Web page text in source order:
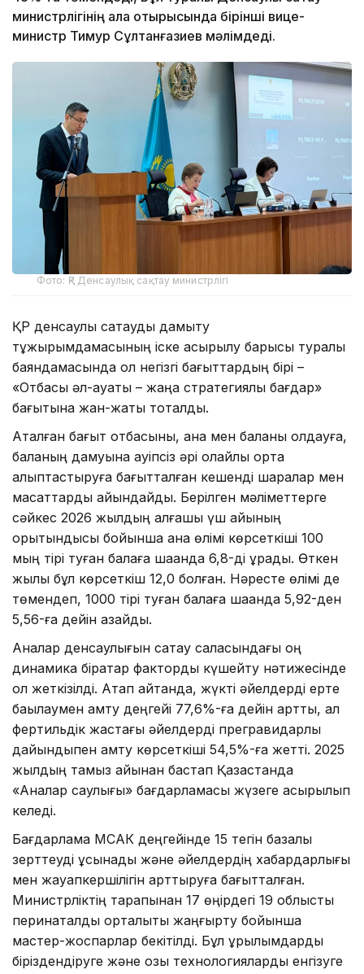
министрлігінің алқа отырысында бірінші вице-
министр Тимур Сұлтанғазиев мәлімдеді.
Фото: ҚР Денсаулық сақтау министрлігі
ҚР денсаулық сақтауды дамыту
тұжырымдамасының іске асырылу барысы туралы
баяндамасында ол негізгі бағыттардың бірі –
«Отбасы әл-ауқаты – жаңа стратегиялық бағдар»
бағытына жан-жақты тоқталды.
Аталған бағыт отбасыны, ана мен баланы қолдауға,
баланың дамуына қауіпсіз әрі қолайлы орта
қалыптастыруға бағытталған кешенді шаралар мен
мақсаттарды айқындайды. Берілген мәліметтерге
сәйкес 2026 жылдың алғашқы үш айының
қорытындысы бойынша ана өлімі көрсеткіші 100
мың тірі туған балаға шаққанда 6,8-ді құрады. Өткен
жылы бұл көрсеткіш 12,0 болған. Нәресте өлімі де
төмендеп, 1000 тірі туған балаға шаққанда 5,92-ден
5,56-ға дейін азайды.
Аналар денсаулығын сақтау саласындағы оң
динамика бірқатар факторды күшейту нәтижесінде
қол жеткізілді. Атап айтқанда, жүкті әйелдерді ерте
бақылаумен қамту деңгейі 77,6%-ға дейін артты, ал
фертильдік жастағы әйелдерді прегравидарлық
дайындықпен қамту көрсеткіші 54,5%-ға жетті. 2025
жылдың тамыз айынан бастап Қазақстанда
«Аналар саулығы» бағдарламасы жүзеге асырылып
келеді.
Бағдарлама МСАК деңгейінде 15 тегін базалық
зерттеуді ұсынады және әйелдердің хабардарлығы
мен жауапкершілігін арттыруға бағытталған.
Министрліктің тарапынан 17 өңірдегі 19 облыстық
перинаталдық орталықты жаңғырту бойынша
мастер-жоспарлар бекітілді. Бұл құрылымдарды
біріздендіруге және озық технологияларды енгізуге